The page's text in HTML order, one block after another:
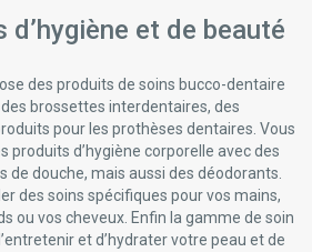
d’hygiène et de beauté
des produits de soins bucco-dentaire
brossettes interdentaires, des
pour les prothèses dentaires. Vous
produits d’hygiène corporelle avec des
de douche, mais aussi des déodorants.
des soins spécifiques pour vos mains,
ou vos cheveux. Enfin la gamme de soin
et d’hydrater votre peau et de